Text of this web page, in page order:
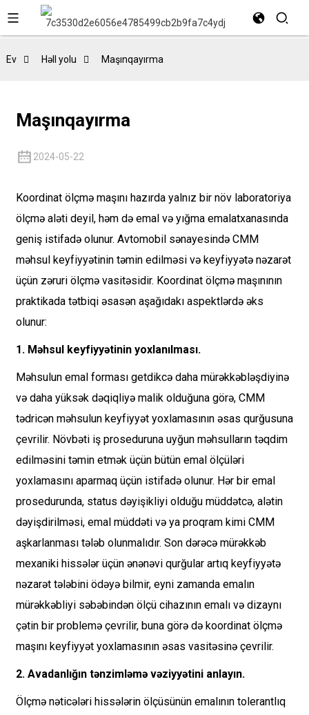
Ev Həll yolu Maşınqayırma
Maşınqayırma
2024-05-22
Koordinat ölçmə maşını hazırda yalnız bir növ laboratoriya
ölçmə aləti deyil, həm də emal və yığma emalatxanasında
geniş istifadə olunur. Avtomobil sənayesində CMM
məhsul keyfiyyətinin təmin edilməsi və keyfiyyətə nəzarət
üçün zəruri ölçmə vasitəsidir. Koordinat ölçmə maşınının
praktikada tətbiqi əsasən aşağıdakı aspektlərdə əks
olunur:
1. Məhsul keyfiyyətinin yoxlanılması.
Məhsulun emal forması getdikcə daha mürəkkəbləşdiyinə
və daha yüksək dəqiqliyə malik olduğuna görə, CMM
tədricən məhsulun keyfiyyət yoxlamasının əsas qurğusuna
çevrilir. Növbəti iş proseduruna uyğun məhsulların təqdim
edilməsini təmin etmək üçün bütün emal ölçüləri
yoxlamasını aparmaq üçün istifadə olunur. Hər bir emal
prosedurunda, status dəyişikliyi olduğu müddətcə, alətin
dəyişdirilməsi, emal müddəti və ya proqram kimi CMM
aşkarlanması tələb olunmalıdır. Son dərəcə mürəkkəb
mexaniki hissələr üçün ənənəvi qurğular artıq keyfiyyətə
nəzarət tələbini ödəyə bilmir, eyni zamanda emalın
mürəkkəbliyi səbəbindən ölçü cihazının emalı və dizaynı
çətin bir problemə çevrilir, buna görə də koordinat ölçmə
maşını keyfiyyət yoxlamasının əsas vasitəsinə çevrilir.
2. Avadanlığın tənzimləmə vəziyyətini anlayın.
Ölçmə nəticələri hissələrin ölçüsünün emalının tolerantlıq